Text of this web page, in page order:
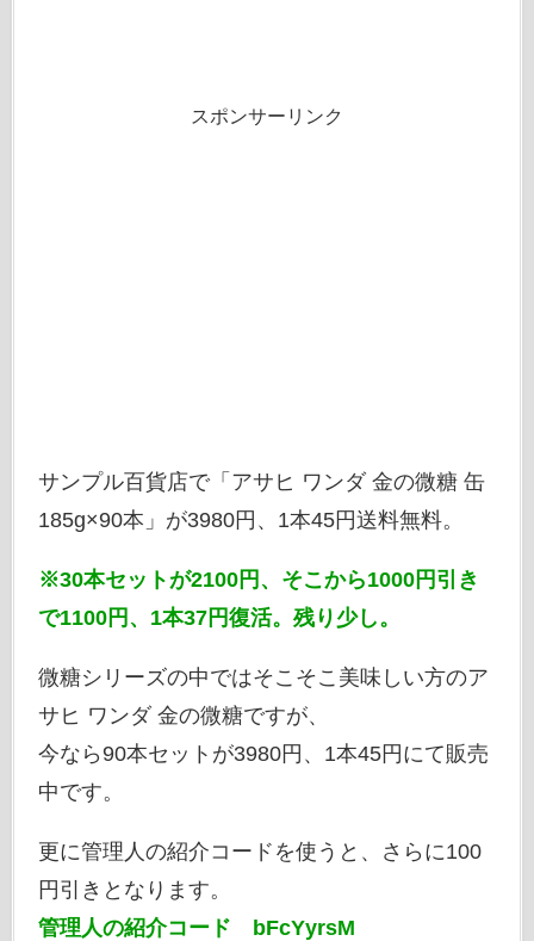
スポンサーリンク
サンプル百貨店で「アサヒ ワンダ 金の微糖 缶
185g×90本」が3980円、1本45円送料無料。
※30本セットが2100円、そこから1000円引き
で1100円、1本37円復活。残り少し。
微糖シリーズの中ではそこそこ美味しい方のア
サヒ ワンダ 金の微糖ですが、
今なら90本セットが3980円、1本45円にて販売
中です。
更に管理人の紹介コードを使うと、さらに100
円引きとなります。
管理人の紹介コード bFcYyrsM